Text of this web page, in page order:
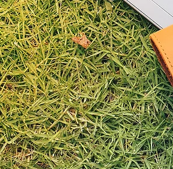
れます。こうすることで一人一人の経
記載されているこの部分が不効率なの
にスタッフ間に共有されます
ト業務は行いません